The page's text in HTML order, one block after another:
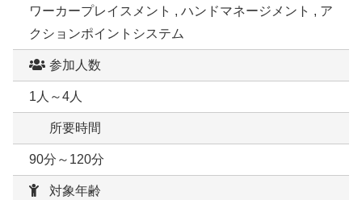
ワーカープレイスメント , ハンドマネージメント , ア
クションポイントシステム
参加人数
1人～4人
所要時間
90分～120分
対象年齢